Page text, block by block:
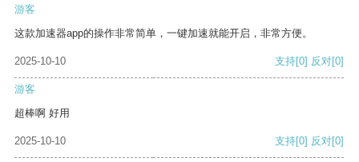
游客
这款加速器app的操作非常简单，一键加速就能开启，非常方便。
2025-10-10 支持[0] 反对[0]
游客
超棒啊 好用
2025-10-10 支持[0] 反对[0]